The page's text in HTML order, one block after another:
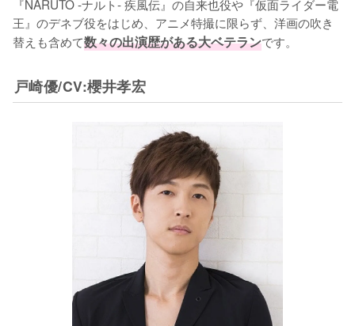
『NARUTO -ナルト- 疾風伝』の自来也役や『仮面ライダー電
王』のデネブ役をはじめ、アニメ特撮に限らず、洋画の吹き
替えも含めて数々の出演歴がある大ベテランです。
戸崎優/CV:櫻井孝宏